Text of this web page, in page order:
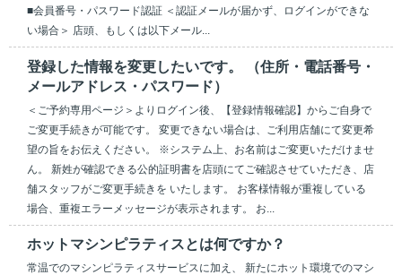
■会員番号・パスワード認証 ＜認証メールが届かず、ログインができな
い場合＞ 店頭、もしくは以下メール...
登録した情報を変更したいです。 （住所・電話番号・
メールアドレス・パスワード）
＜ご予約専用ページ＞よりログイン後、【登録情報確認】からご自身で
ご変更手続きが可能です。 変更できない場合は、ご利用店舗にて変更希
望の旨をお伝えください。 ※システム上、お名前はご変更いただけませ
ん。 新姓が確認できる公的証明書を店頭にてご確認させていただき、店
舗スタッフがご変更手続きを いたします。 お客様情報が重複している
場合、重複エラーメッセージが表示されます。 お...
ホットマシンピラティスとは何ですか？
常温でのマシンピラティスサービスに加え、 新たにホット環境でのマシ